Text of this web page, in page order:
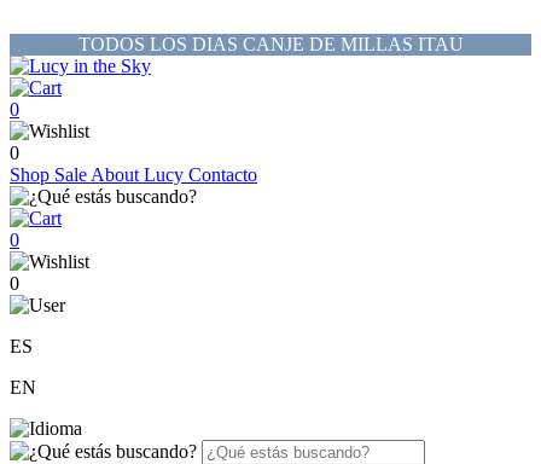
TODOS LOS DIAS CANJE DE MILLAS ITAU
0
0
Shop Sale About Lucy Contacto
0
0
ES
EN